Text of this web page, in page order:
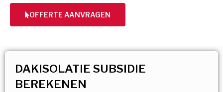
OFFERTE AANVRAGEN
DAKISOLATIE SUBSIDIE
BEREKENEN